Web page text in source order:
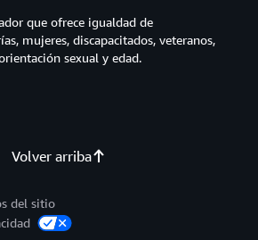
Volver arriba
que ofrece igualdad de
mujeres, discapacitados, veteranos,
sexual y edad.
del sitio